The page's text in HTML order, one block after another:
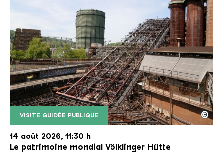
VISITE GUIDÉE PUBLIQUE
Le monte-charge incliné de la Völklinger Hütte
Copyright: Weltkulturerbe Völklinger Hütte | Karl
©
14 août 2026, 11:30 h
Le patrimoine mondial Völklinger Hütte